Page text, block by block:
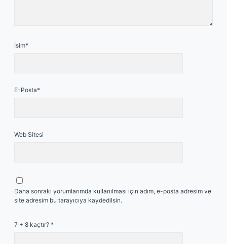
İsim*
E-Posta*
Web Sitesi
Daha sonraki yorumlarımda kullanılması için adım, e-posta adresim ve
site adresim bu tarayıcıya kaydedilsin.
7 + 8 kaçtır? *